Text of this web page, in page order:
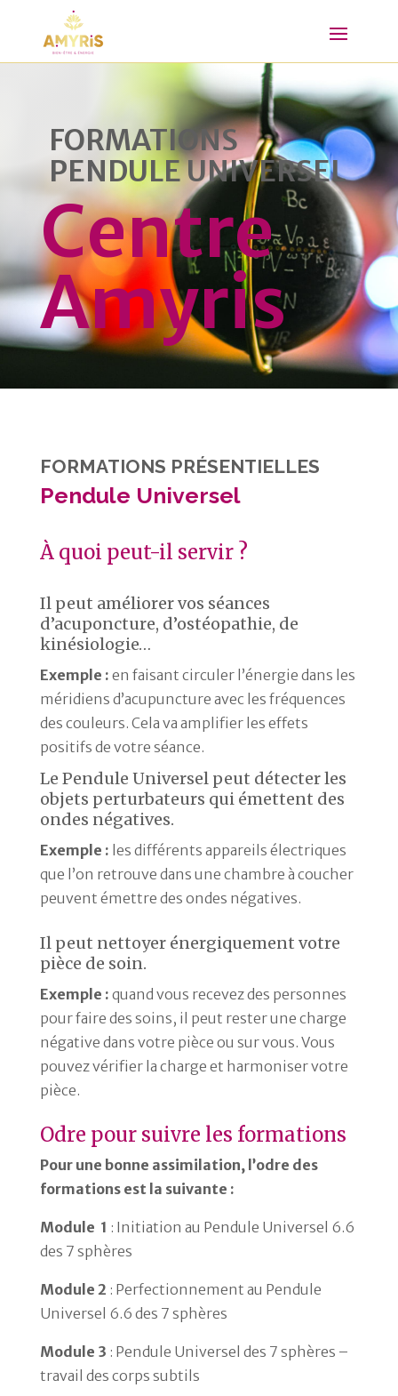
FORMATIONS
PENDULE UNIVERSEL
Centre
Amyris
FORMATIONS PRÉSENTIELLES
Pendule Universel
À quoi peut-il servir ?
Il peut améliorer vos séances
d’acuponcture, d’ostéopathie, de
kinésiologie…
Exemple : en faisant circuler l’énergie dans les
méridiens d’acupuncture avec les fréquences
des couleurs. Cela va amplifier les effets
positifs de votre séance.
Le Pendule Universel peut détecter les
objets perturbateurs qui émettent des
ondes négatives.
Exemple : les différents appareils électriques
que l’on retrouve dans une chambre à coucher
peuvent émettre des ondes négatives.
Il peut nettoyer énergiquement votre
pièce de soin.
Exemple : quand vous recevez des personnes
pour faire des soins, il peut rester une charge
négative dans votre pièce ou sur vous. Vous
pouvez vérifier la charge et harmoniser votre
pièce.
Odre pour suivre les formations
Pour une bonne assimilation, l’odre des
formations est la suivante :
Module 1 : Initiation au Pendule Universel 6.6
des 7 sphères
Module 2 : Perfectionnement au Pendule
Universel 6.6 des 7 sphères
Module 3 : Pendule Universel des 7 sphères –
travail des corps subtils